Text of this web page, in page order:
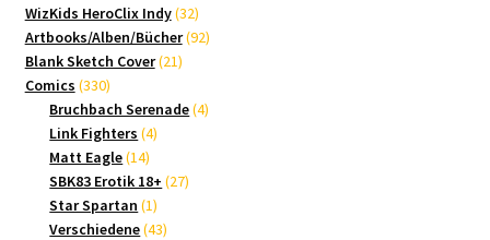
Produkte
WizKids HeroClix Indy 3232
Produkte
Artbooks/Alben/Bücher 9292
Blank Sketch Cover 2121
Comics 330330
Produkte
Bruchbach Serenade 44
Link Fighters 44
Matt Eagle 1414
Produkte
SBK83 Erotik 18+ 2727
Star Spartan 11
Produkt
Verschiedene 4343